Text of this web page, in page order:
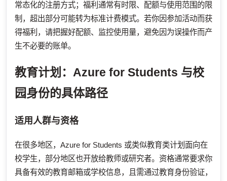
常态化的注册方式；福利通常有时限、配额与使用范围的限
制，超出部分可能转为标准计费模式。若你因参加活动而获
得福利，请把握好配额、监控使用量，避免因为误操作而产
生不必要的账单。
教育计划：Azure for Students 与校
园身份的具体路径
适用人群与资格
在很多地区，Azure for Students 或类似教育类计划面向在
校学生，部分地区也开放给教师或研究者。资格通常要求你
具备有效的教育邮箱或学校信息，且需通过教育身份验证，